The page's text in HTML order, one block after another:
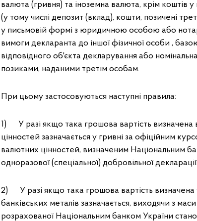
валюта (гривня) та іноземна валюта, крім коштів
(у тому числі депозит (вклад), кошти, позичені
у письмовій формі з юридичною особою або
вимоги декларанта до іншої фізичної особи ,
відповідного об'єкта декларування або
позиками, наданими третім особам.
При цьому застосовуються наступні правила:
1) У разі якщо така грошова вартість визначена
цінностей зазначається у гривні за офіційним
валютних цінностей, визначеним Національним
одноразової (спеціальної) добровільної декларації.
2) У разі якщо така грошова вартість визначена у
банківських металів зазначається, виходячи з
розрахованої Національним банком України